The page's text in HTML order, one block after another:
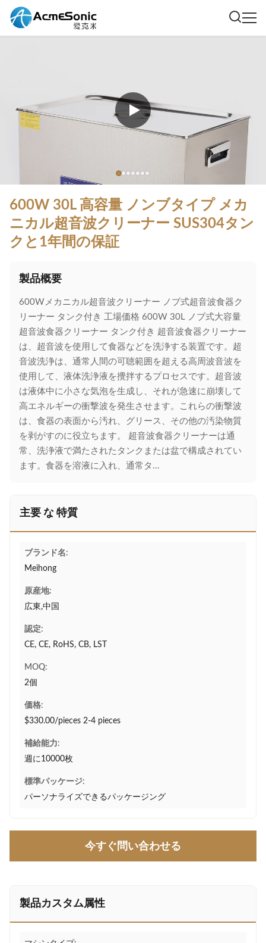
600W 30L 高容量 ノンブタイプ メカ
ニカル超音波クリーナー SUS304タン
クと1年間の保証
製品概要
600Wメカニカル超音波クリーナー ノブ式超音波食器ク
リーナー タンク付き 工場価格 600W 30L ノブ式大容量
超音波食器クリーナー タンク付き 超音波食器クリーナー
は、超音波を使用して食器などを洗浄する装置です。超
音波洗浄は、通常人間の可聴範囲を超える高周波音波を
使用して、液体洗浄液を攪拌するプロセスです。超音波
は液体中に小さな気泡を生成し、それが急速に崩壊して
高エネルギーの衝撃波を発生させます。これらの衝撃波
は、食器の表面から汚れ、グリース、その他の汚染物質
を剥がすのに役立ちます。 超音波食器クリーナーは通
常、洗浄液で満たされたタンクまたは盆で構成されてい
ます。食器を溶液に入れ、通常タ...
主要 な 特質
ブランド名:
Meihong
原産地:
広東,中国
認定:
CE, CE, RoHS, CB, LST
MOQ:
2個
価格:
$330.00/pieces 2-4 pieces
補給能力:
週に10000枚
標準パッケージ:
パーソナライズできるパッケージング
今すぐ問い合わせる
製品カスタム属性